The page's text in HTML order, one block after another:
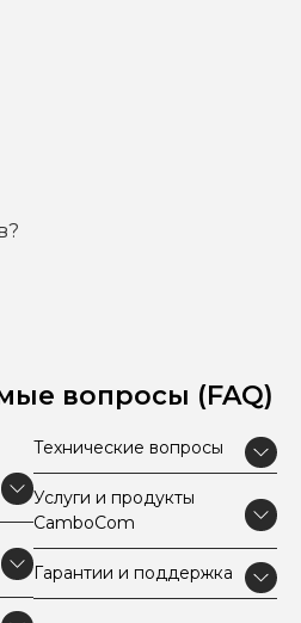
вопросы (FAQ)
Технические вопросы
Услуги и продукты
CamboCom
Гарантии и поддержка